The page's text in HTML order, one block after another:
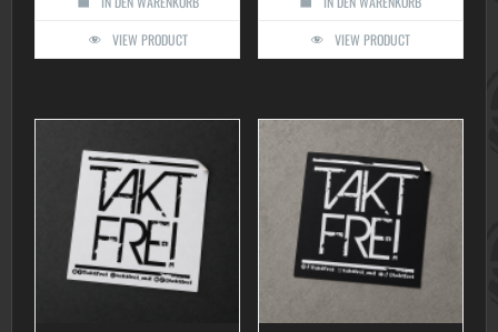
VIEW PRODUCT
VIEW PRODUCT